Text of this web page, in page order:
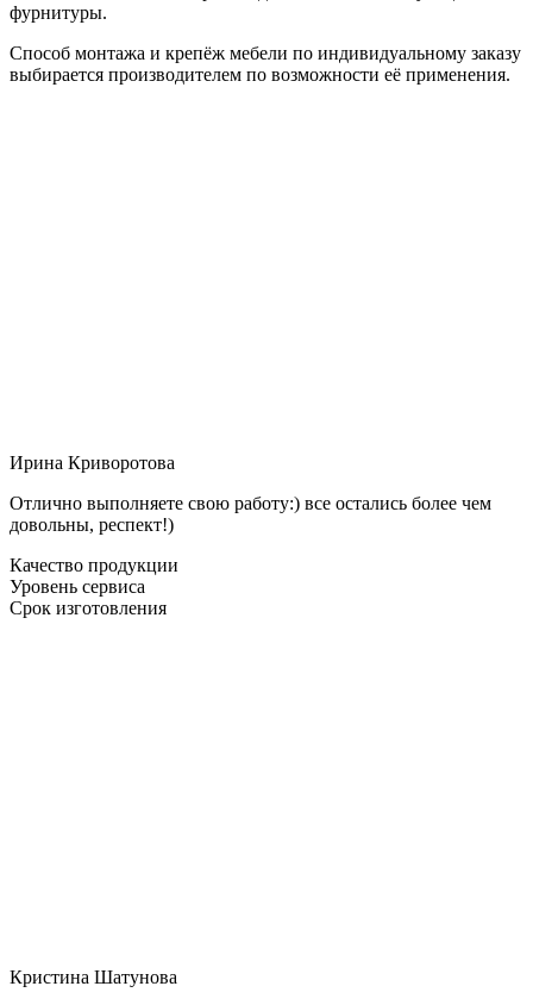
фурнитуры.
Способ монтажа и крепёж мебели по индивидуальному заказу
выбирается производителем по возможности её применения.
Ирина Криворотова
Отлично выполняете свою работу:) все остались более чем
довольны, респект!)
Качество продукции
Уровень сервиса
Срок изготовления
Кристина Шатунова